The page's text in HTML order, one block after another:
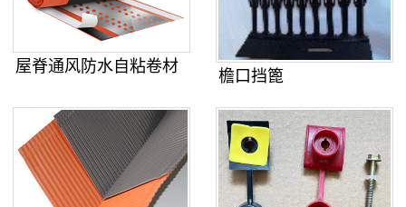
屋脊通风防水自粘卷材
檐口挡篦